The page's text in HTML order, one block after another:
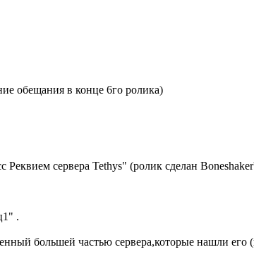
обещания в конце 6го ролика)
Реквием сервера Tethys" (ролик сделан
.
большей частью сервера,которые нашли